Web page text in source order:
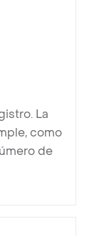
La
como
de